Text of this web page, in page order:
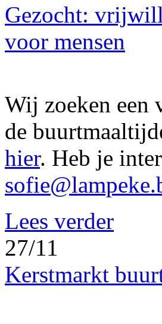
Gezocht:
voor mensen
Wij zoeken
de
hier. Heb je
Lees verder
27/11
Kerstmarkt